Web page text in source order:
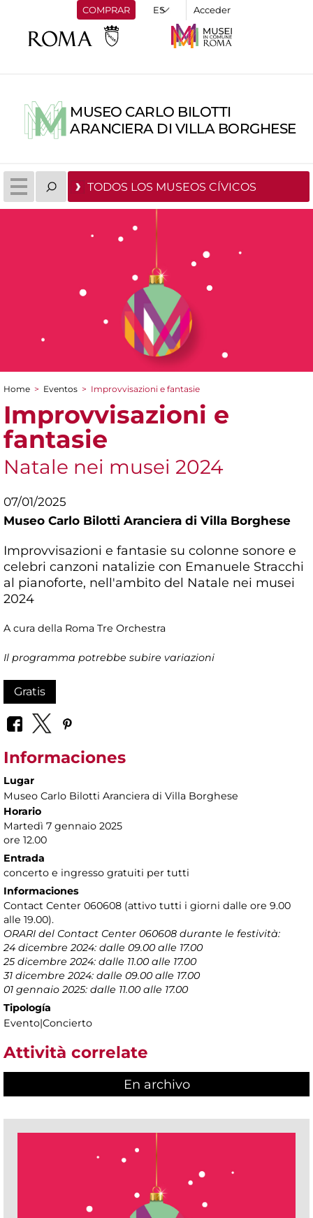
COMPRAR Acceder
MUSEO CARLO BILOTTI
ARANCIERA DI VILLA BORGHESE
TODOS LOS MUSEOS CÍVICOS
You are here
Home > Eventos > Improvvisazioni e fantasie
Improvvisazioni e
fantasie
Natale nei musei 2024
07/01/2025
Museo Carlo Bilotti Aranciera di Villa Borghese
Improvvisazioni e fantasie su colonne sonore e
celebri canzoni natalizie con Emanuele Stracchi
al pianoforte, nell'ambito del Natale nei musei
2024
A cura della Roma Tre Orchestra
Il programma potrebbe subire variazioni
Gratis
Informaciones
Lugar
Museo Carlo Bilotti Aranciera di Villa Borghese
Horario
Martedì 7 gennaio 2025
ore 12.00
Entrada
concerto e ingresso gratuiti per tutti
Informaciones
Contact Center 060608 (attivo tutti i giorni dalle ore 9.00
alle 19.00).
ORARI del Contact Center 060608 durante le festività:
24 dicembre 2024: dalle 09.00 alle 17.00
25 dicembre 2024: dalle 11.00 alle 17.00
31 dicembre 2024: dalle 09.00 alle 17.00
01 gennaio 2025: dalle 11.00 alle 17.00
Tipología
Evento|Concierto
Attività correlate
En archivo